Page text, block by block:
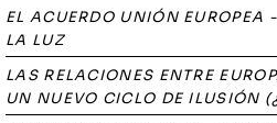
EL ACUERDO UNIÓN EUROPEA
LA LUZ
LAS RELACIONES ENTRE
UN NUEVO CICLO DE ILUSIÓN